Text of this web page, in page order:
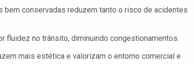
bem conservadas reduzem tanto o risco de acidentes
fluidez no trânsito, diminuindo congestionamentos.
mais estética e valorizam o entorno comercial e